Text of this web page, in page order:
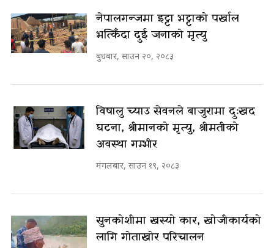
नेपालगन्जमा इट्टा भट्टाको पर्खाल
भत्किँदा दुई जनाको मृत्यु
बुधबार, साउन २०, २०८३
विषालु च्याउ सेवनले बाजुरामा दुःखद
घटना, श्रीमानको मृत्यु, श्रीमतीको
अवस्था गम्भीर
मंगलबार, साउन १९, २०८३
सुनकोशीमा खस्यो कार, खोजीकार्यको
लागि गोताखोर परिचालन